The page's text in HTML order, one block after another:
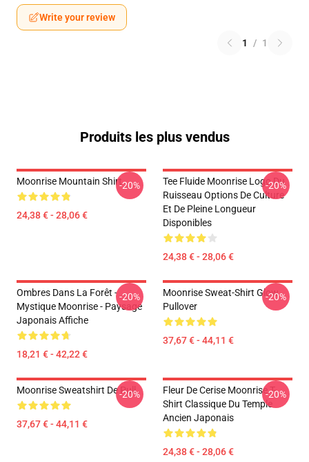
Write your review
1 / 1
Produits les plus vendus
Moonrise Mountain Shirt
24,38 € - 28,06 €
-20%
Tee Fluide Moonrise Logo Du
Ruisseau Options De Culture
Et De Pleine Longueur
Disponibles
24,38 € - 28,06 €
-20%
Ombres Dans La Forêt -
Mystique Moonrise - Paysage
Japonais Affiche
18,21 € - 42,22 €
-20%
Moonrise Sweat-Shirt Glow
Pullover
37,67 € - 44,11 €
-20%
Moonrise Sweatshirt De Pull
37,67 € - 44,11 €
-20%
Fleur De Cerise Moonrise T-
Shirt Classique Du Temple
Ancien Japonais
24,38 € - 28,06 €
-20%